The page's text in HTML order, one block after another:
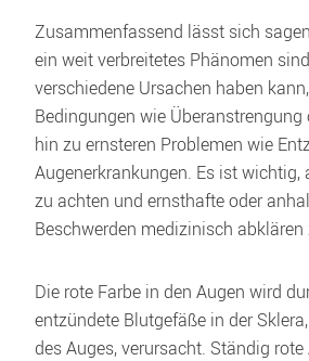
Zusammenfassend lässt sich
ein weit verbreitetes Phänomen
verschiedene Ursachen haben
Bedingungen wie
hin zu ernsteren Problemen wie
Augenerkrankungen. Es ist
zu achten und ernsthafte oder
Beschwerden medizinisch abklären
Die rote Farbe in den Augen wird
entzündete Blutgefäße in der
des Auges, verursacht. Ständig